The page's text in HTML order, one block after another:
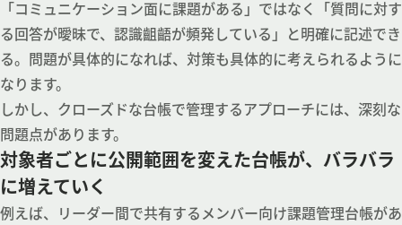
「コミュニケーション面に課題がある」ではなく「質問に対す
る回答が曖昧で、認識齟齬が頻発している」と明確に記述でき
る。問題が具体的になれば、対策も具体的に考えられるように
なります。
しかし、クローズドな台帳で管理するアプローチには、深刻な
問題点があります。
対象者ごとに公開範囲を変えた台帳が、バラバラ
に増えていく
例えば、リーダー間で共有するメンバー向け課題管理台帳があ